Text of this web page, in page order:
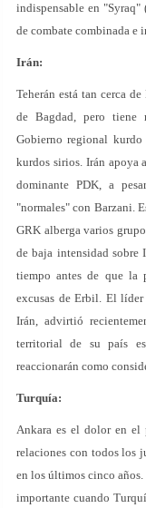
indispensable en
de combate combinada e
Irán:
Teherán está tan cerca
de Bagdad, pero tiene
Gobierno regional
kurdos sirios. Irán apoya
dominante PDK, a
"normales" con Barzani.
GRK alberga varios
de baja intensidad sobre
tiempo antes de que la
excusas de Erbil. El
Irán, advirtió
territorial de su país
reaccionarán como
Turquía:
Ankara es el dolor en el
relaciones con todos los
en los últimos cinco
importante cuando